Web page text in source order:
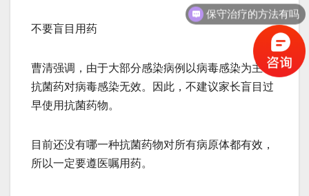
不要盲目用药
曹清强调，由于大部分感染病例以病毒感染为主，
抗菌药对病毒感染无效。因此，不建议家长盲目过
早使用抗菌药物。
目前还没有哪一种抗菌药物对所有病原体都有效，
所以一定要遵医嘱用药。
保守治疗的方法有吗